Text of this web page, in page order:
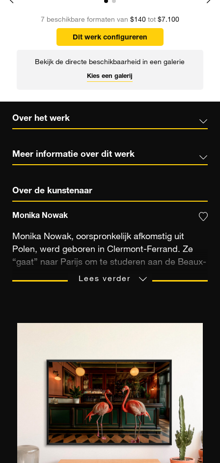
7 beschikbare formaten van $140 tot $7.100
Dit werk configureren
Bekijk de directe beschikbaarheid in een galerie
Kies een galerij
Over het werk
Meer informatie over dit werk
Over de kunstenaar
Monika Nowak
Monika Nowak, oorspronkelijk afkomstig uit
Polen, werd geboren in Clermont-Ferrand. Ze
“gaat” naar Parijs om te studeren aan de Beaux-
Arts en aan de Ecole Supérieure des Arts et des
evolueren in een resoluut popuniversum waarin
de schaduw van Andy Warhol of Roy
Lichtenstein zweeft. Na een fotoshoot kan ze de
ogen van een van haar modellen heel goed
associëren met de mond van een ander: "door
bepaalde aspecten van vrouwelijkheid te
overdrijven, terwijl ik een bepaald algemeen
realisme behoud, herschep ik een soort ideale
Lees verder